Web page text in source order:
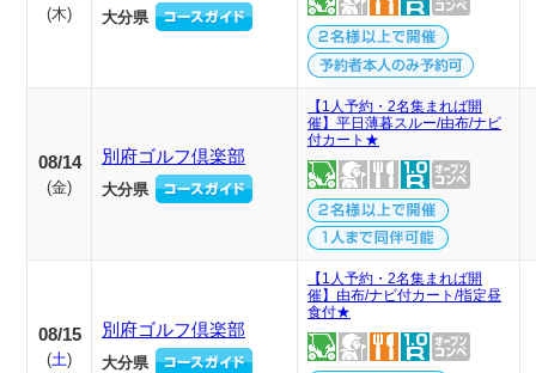
(木) 大分県
08/14
(金)
別府ゴルフ倶楽部
大分県
【1人予約・2名集まれば開
催】平日薄暮スルー/由布/ナビ
付カート★
08/15
(土)
別府ゴルフ倶楽部
大分県
【1人予約・2名集まれば開
催】由布/ナビ付カート/指定昼
食付★